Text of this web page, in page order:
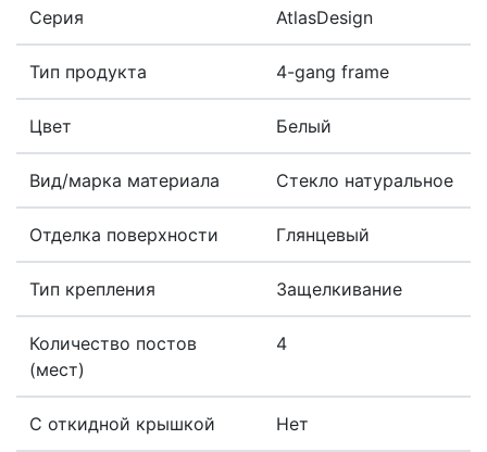
Серия AtlasDesign
Тип продукта 4-gang frame
Цвет Белый
Вид/марка материала Стекло натуральное
Отделка поверхности Глянцевый
Тип крепления Защелкивание
Количество постов
(мест)
4
С откидной крышкой Нет